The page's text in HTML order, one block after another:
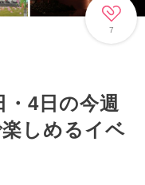
7
・4日の今週
しめるイベ